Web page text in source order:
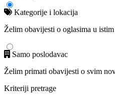
Kategorije i lokacija
Želim obavijesti o oglasima u
Samo poslodavac
Želim primati obavijesti o svim
Kriteriji pretrage